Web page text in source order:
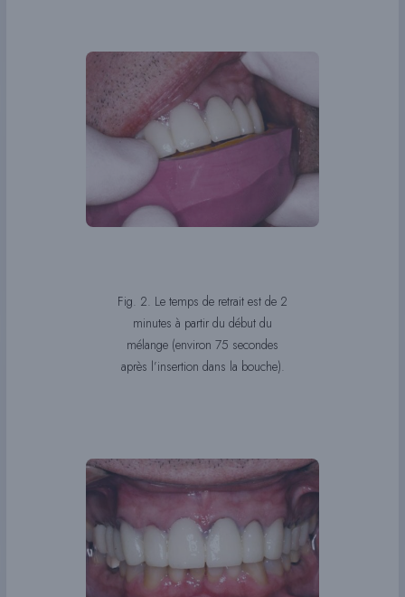
Fig. 2. Le temps de retrait est de 2
minutes à partir du début du
mélange (environ 75 secondes
après l’insertion dans la bouche).